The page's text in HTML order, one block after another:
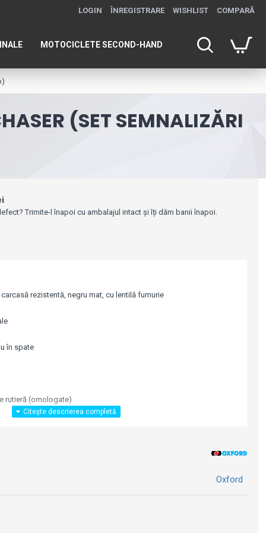
LOGIN ÎNREGISTRARE WISHLIST COMPARĂ
MOTOCICLETE SECOND-HAND
(SET SEMNALIZĂRI
Trimite-l înapoi cu ambalajul intact și îți dăm banii înapoi.
rezistentă, negru mat, cu lentilă fumurie
în spate
rutieră (omologate)
intermitenței
Oxford